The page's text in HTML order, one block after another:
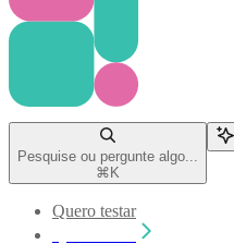
Pesquise ou pergunte algo...
⌘ K
Quero testar